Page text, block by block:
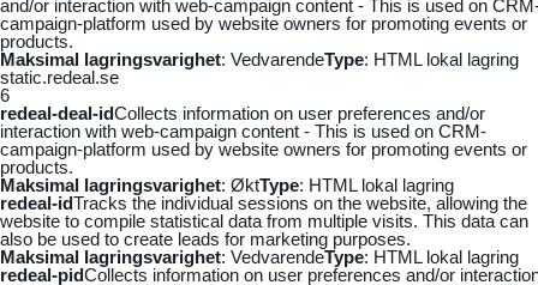
and/or interaction with web-campaign content - This is used on
campaign-platform used by website owners for promoting events or
products.
Maksimal lagringsvarighet: VedvarendeType: HTML lokal lagring
static.redeal.se
6
redeal-deal-idCollects information on user preferences and/or
interaction with web-campaign content - This is used on CRM-
campaign-platform used by website owners for promoting events or
products.
Maksimal lagringsvarighet: ØktType: HTML lokal lagring
redeal-idTracks the individual sessions on the website, allowing the
website to compile statistical data from multiple visits. This data can
also be used to create leads for marketing purposes.
Maksimal lagringsvarighet: VedvarendeType: HTML lokal lagring
redeal-pidCollects information on user preferences and/or